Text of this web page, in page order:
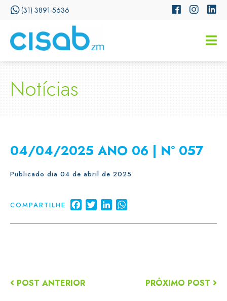
(31) 3891-5636
Notícias
04/04/2025 ANO 06 | N° 057
Publicado dia 04 de abril de 2025
COMPARTILHE FacebookTwitterLinkedIn
POST ANTERIOR PRÓXIMO POST
CISSA